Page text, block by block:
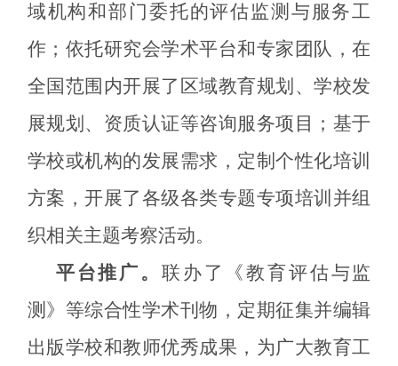
域机构和部门委托的评估监测与服务工
作；依托研究会学术平台和专家团队，在
全国范围内开展了区域教育规划、学校发
展规划、资质认证等咨询服务项目；基于
学校或机构的发展需求，定制个性化培训
方案，开展了各级各类专题专项培训并组
织相关主题考察活动。
平台推广。 联办了《教育评估与监
测》等综合性学术刊物，定期征集并编辑
出版学校和教师优秀成果，为广大教育工